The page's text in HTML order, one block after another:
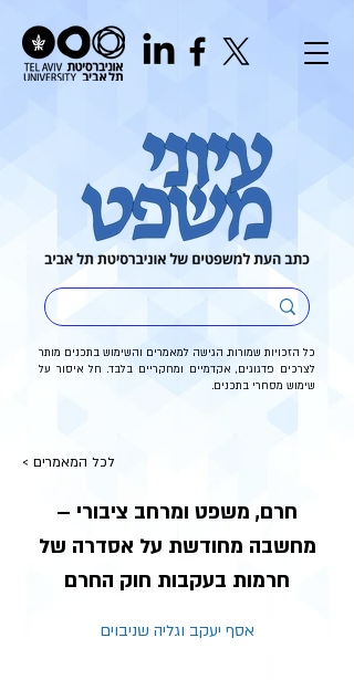
כל הזכויות שמורות. הגישה למאמרים והשימוש בתכנים מותר
לצרכים פדגוגים, אקדמיים ומחקריים בלבד. חל איסור על
שימוש מסחרי בתכנים.
< לכל המאמרים
חרם, משפט ומרחב ציבורי –
מחשבה מחודשת על אסדרה של
חרמות בעקבות חוק החרם
אסף יעקב וגליה שניבוים